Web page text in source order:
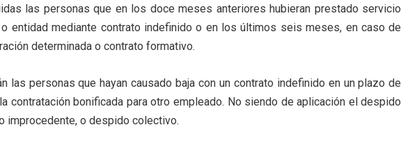
las personas que en los doce meses anteriores hubieran prestado servicio
entidad mediante contrato indefinido o en los últimos seis meses, en caso de
determinada o contrato formativo.
las personas que hayan causado baja con un contrato indefinido en un plazo de
contratación bonificada para otro empleado. No siendo de aplicación el despido
improcedente, o despido colectivo.